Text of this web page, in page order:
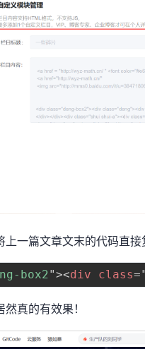
篇文章文末的代码直接
box2"><div class="
真的有效果！